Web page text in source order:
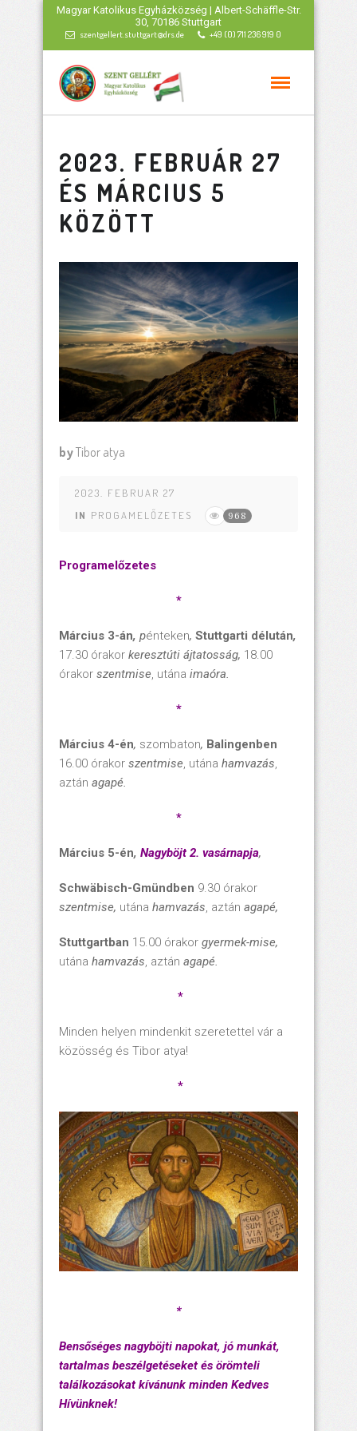
Magyar Katolikus Egyházközség | Albert-Schäffle-Str.
30, 70186 Stuttgart
szentgellert.stuttgart@drs.de +49 (0) 711 236 919 0
2023. FEBRUÁR 27
ÉS MÁRCIUS 5
KÖZÖTT
byTibor atya
2023. FEBRUAR 27
IN PROGAMELŐZETES 968
Programelőzetes
*
Március 3-án, pénteken, Stuttgarti délután,
17.30 órakor keresztúti ájtatosság, 18.00
órakor szentmise, utána imaóra.
*
Március 4-én, szombaton, Balingenben
16.00 órakor szentmise, utána hamvazás,
aztán agapé.
*
Március 5-én, Nagyböjt 2. vasárnapja,
Schwäbisch-Gmündben 9.30 órakor
szentmise, utána hamvazás, aztán agapé,
Stuttgartban 15.00 órakor gyermek-mise,
utána hamvazás, aztán agapé.
*
Minden helyen mindenkit szeretettel vár a
közösség és Tibor atya!
*
*
Bensőséges nagyböjti napokat, jó munkát,
tartalmas beszélgetéseket és örömteli
találkozásokat kívánunk minden Kedves
Hívünknek!